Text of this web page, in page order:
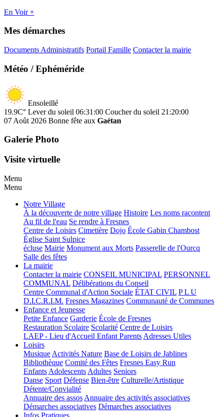
En Voir +
Mes démarches
Documents Administratifs Portail Famille Contacter la mairie
Météo / Ephéméride
Ensoleillé
19.9C° Lever du soleil 06:31:00 Coucher du soleil 21:20:00
07 Août 2026 Bonne fête aux Gaétan
Galerie Photo
Visite virtuelle
Menu
Menu
Notre Village
À la découverte de notre village Histoire Les noms racontent
Au fil de l'eau Se rendre à Fresnes
Centre de Loisirs Cimetière Dojo École Gabin Chambost
Église Saint Sulpice
écluse Mairie Monument aux Morts Passerelle de l'Ourcq
Salle des fêtes
La mairie
Contacter la mairie CONSEIL MUNICIPAL PERSONNEL
COMMUNAL Délibérations du Conseil
Centre Communal d'Action Sociale ÉTAT CIVIL P L U
D.I.C.R.I.M. Fresnes Magazines Communauté de Communes
Enfance et Jeunesse
Petite Enfance Garderie École de Fresnes
Restauration Scolaire Scolarité Centre de Loisirs
LAEP - Lieu d'Accueil Enfant Parents Adresses Utiles
Loisirs
Musique Activités Nature Base de Loisirs de Jablines
Bibliothèque Comité des Fêtes Fresnes Easy Run
Enfants Adolescents Adultes Seniors
Danse Sport Défense Bien-être Culturelle/Artistique
Détente/Convialité
Annuaire des assos Annuaire des activités associatives
Démarches associatives Démarches associatives
Infos Pratiques